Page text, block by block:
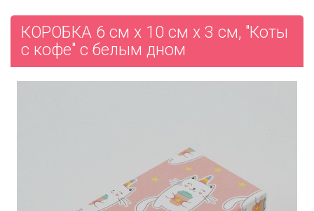
КОРОБКА 6 см х 10 см х 3 см, "Коты
с кофе" с белым дном